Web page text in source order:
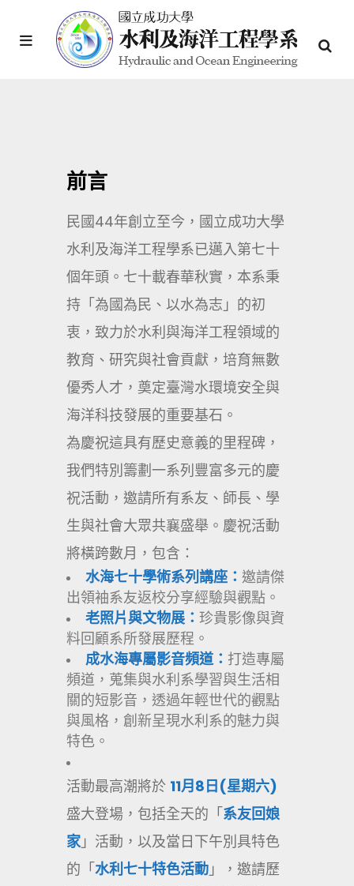
前言
民國44年創立至今，國立成功大學
水利及海洋工程學系已邁入第七十
個年頭。七十載春華秋實，本系秉
持「為國為民、以水為志」的初
衷，致力於水利與海洋工程領域的
教育、研究與社會貢獻，培育無數
優秀人才，奠定臺灣水環境安全與
海洋科技發展的重要基石。
為慶祝這具有歷史意義的里程碑，
我們特別籌劃一系列豐富多元的慶
祝活動，邀請所有系友、師長、學
生與社會大眾共襄盛舉。慶祝活動
將橫跨數月，包含：
水海七十學術系列講座： 邀請傑
出領袖系友返校分享經驗與觀點。
老照片與文物展： 珍貴影像與資
料回顧系所發展歷程。
成水海專屬影音頻道： 打造專屬
頻道，蒐集與水利系學習與生活相
關的短影音，透過年輕世代的觀點
與風格，創新呈現水利系的魅力與
特色。
活動最高潮將於 11月8日(星期六)
盛大登場，包括全天的「系友回娘
家」活動，以及當日下午別具特色
的「水利七十特色活動」，邀請歷